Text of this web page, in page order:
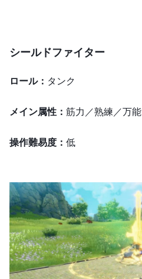
シールドファイター
ロール： タンク
メイン属性： 筋力／熟練／万能
操作難易度： 低